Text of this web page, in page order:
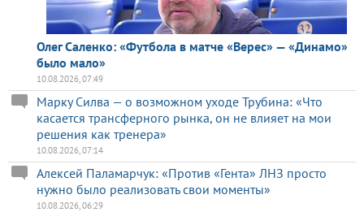
Олег Саленко: «Футбола в матче «Верес» — «Динамо»
было мало»
10.08.2026, 07:49
Марку Силва — о возможном уходе Трубина: «Что
касается трансферного рынка, он не влияет на мои
решения как тренера»
10.08.2026, 07:14
Алексей Паламарчук: «Против «Гента» ЛНЗ просто
нужно было реализовать свои моменты»
10.08.2026, 06:29